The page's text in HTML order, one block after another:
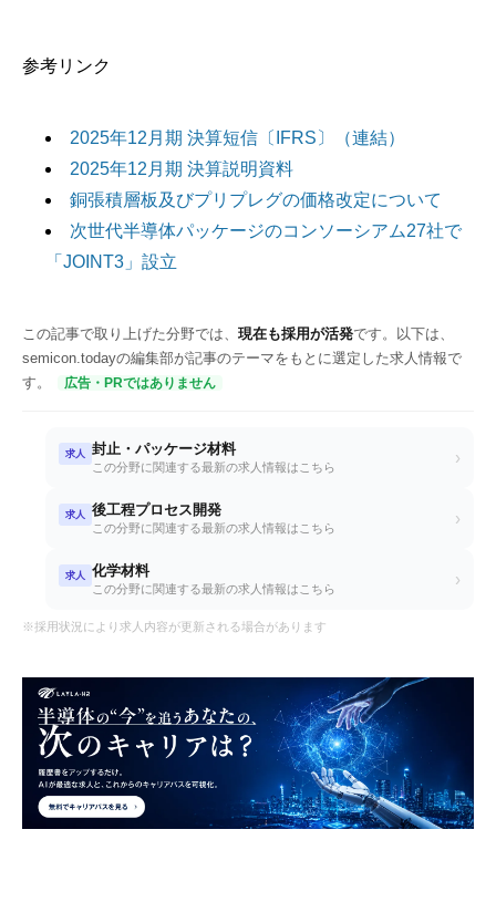
参考リンク
2025年12月期 決算短信〔IFRS〕（連結）
2025年12月期 決算説明資料
銅張積層板及びプリプレグの価格改定について
次世代半導体パッケージのコンソーシアム27社で
「JOINT3」設立
この記事で取り上げた分野では、 現在も採用が活発です。以下は、
semicon.todayの編集部が記事のテーマをもとに選定した求人情報で
す。
広告・PRではありません
求人 封止・パッケージ材料
この分野に関連する最新の求人情報はこちら ›
求人 後工程プロセス開発
この分野に関連する最新の求人情報はこちら ›
求人 化学材料
この分野に関連する最新の求人情報はこちら ›
※採用状況により求人内容が更新される場合があります